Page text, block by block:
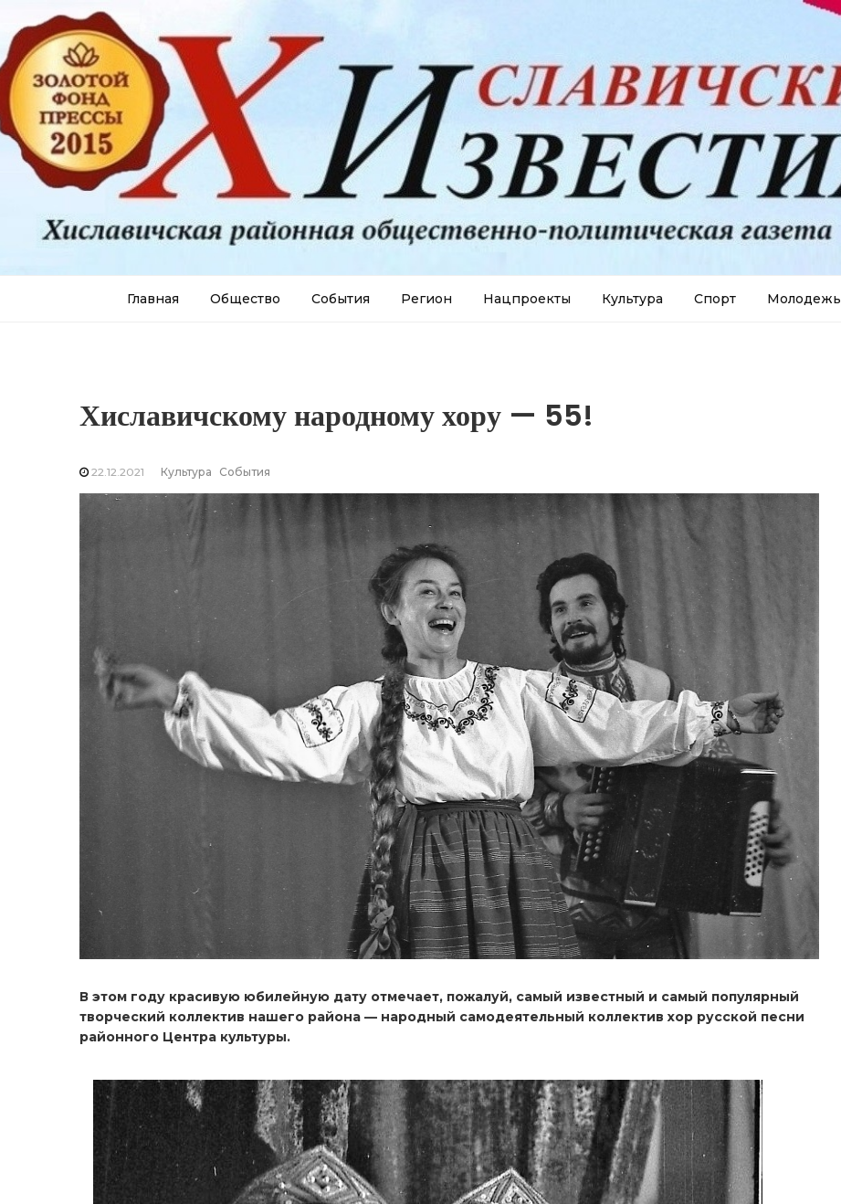
Главная Общество События Регион Нацпроекты Культура Спорт Молодежь
Хиславичскому народному хору — 55!
22.12.2021 Культура События
В этом году красивую юбилейную дату отмечает, пожалуй, самый известный и самый популярный
творческий коллектив нашего района — народный самодеятельный коллектив хор русской песни
районного Центра культуры.